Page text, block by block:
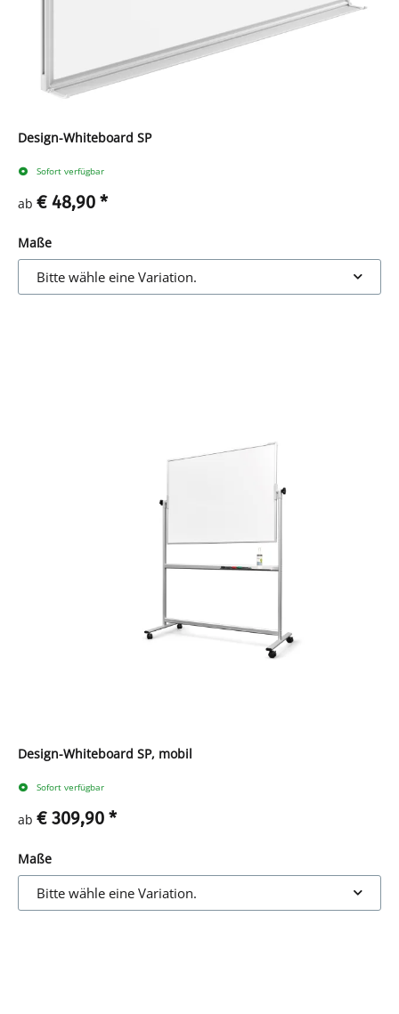
Design-Whiteboard SP
Sofort verfügbar
ab € 48,90 *
Maße
Bitte wähle eine Variation.
Design-Whiteboard SP, mobil
Sofort verfügbar
ab € 309,90 *
Maße
Bitte wähle eine Variation.